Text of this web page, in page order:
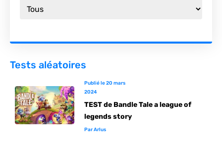
Tests aléatoires
Publié le20 mars
2024
TEST de Bandle Tale a league of
legends story
ParArlus